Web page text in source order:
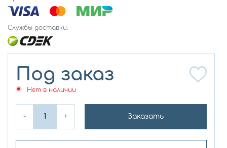
Службы доставки:
Под заказ
Нет в наличии
- + Заказать